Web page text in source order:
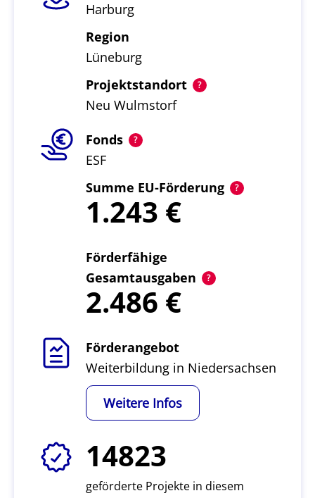
Harburg
Region
Lüneburg
Projektstandort
Neu Wulmstorf
Fonds
ESF
Summe EU-Förderung
1.243
Förderfähige
Gesamtausgaben
2.486
Förderangebot
Weiterbildung in Niedersachsen
Weitere Infos
14823
geförderte Projekte in diesem